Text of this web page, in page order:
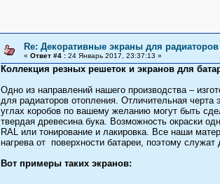
Re: Декоративные экраны для
« Ответ #4 : 24 Январь 2017, 23:37:13 »
Коллекция резных решеток и экранов для
Одно из направлений нашего производства –
для радиаторов отопления. Отличительная черта
углах коробов по вашему желанию могут быть
твердая древесина бука. Возможность окраски
RAL или тонирование и лакировка. Все наши
нагрева от поверхности батареи, поэтому
Вот примеры таких экранов: